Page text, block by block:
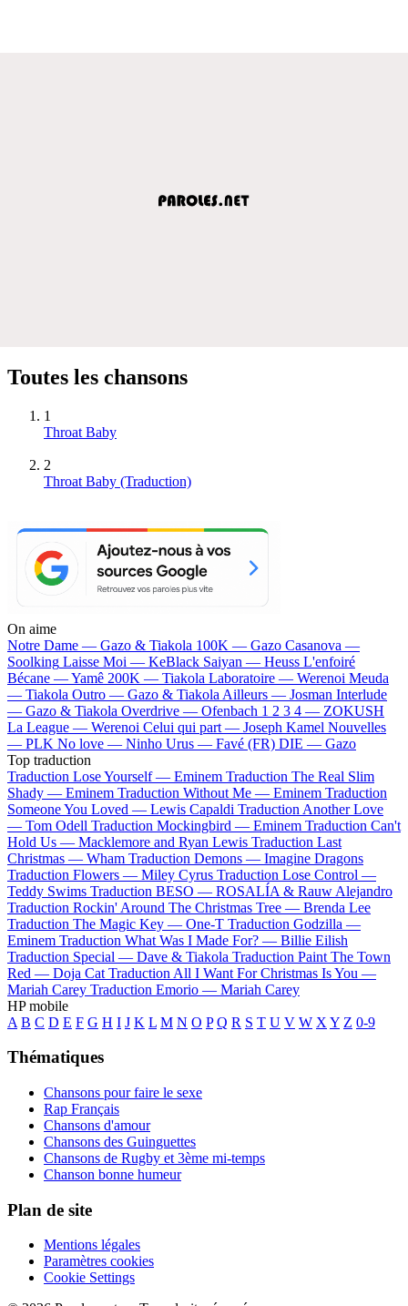
Toutes les chansons
1
Throat Baby
2
Throat Baby (Traduction)
On aime
Notre Dame — Gazo & Tiakola 100K — Gazo Casanova —
Soolking Laisse Moi — KeBlack Saiyan — Heuss L'enfoiré
Bécane —Yamê 200K — Tiakola Laboratoire — Werenoi Meuda
— Tiakola Outro — Gazo & Tiakola Ailleurs — Josman Interlude
— Gazo & Tiakola Overdrive — Ofenbach 1 2 3 4 — ZOKUSH
La League — Werenoi Celui qui part — Joseph Kamel Nouvelles
— PLK No love — Ninho Urus — Favé (FR) DIE — Gazo
Top traduction
Traduction Lose Yourself — Eminem Traduction The Real Slim
Shady — Eminem Traduction Without Me — Eminem Traduction
Someone You Loved — Lewis Capaldi Traduction Another Love
— Tom Odell Traduction Mockingbird — Eminem Traduction Can't
Hold Us — Macklemore and Ryan Lewis Traduction Last
Christmas — Wham Traduction Demons — Imagine Dragons
Traduction Flowers — Miley Cyrus Traduction Lose Control —
Teddy Swims Traduction BESO — ROSALÍA & Rauw Alejandro
Traduction Rockin' Around The Christmas Tree — Brenda Lee
Traduction The Magic Key — One-T Traduction Godzilla —
Eminem Traduction What Was I Made For? — Billie Eilish
Traduction Special — Dave & Tiakola Traduction Paint The Town
Red — Doja Cat Traduction All I Want For Christmas Is You —
Mariah Carey Traduction Emorio — Mariah Carey
HP mobile
A B C D E F G H I J K L M N O P Q R S T U V W X Y Z 0-9
Thématiques
Chansons pour faire le sexe
Rap Français
Chansons d'amour
Chansons des Guinguettes
Chansons de Rugby et 3ème mi-temps
Chanson bonne humeur
Plan de site
Mentions légales
Paramètres cookies
Cookie Settings